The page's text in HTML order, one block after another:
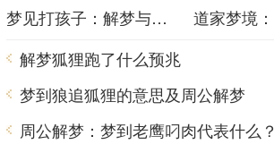
梦见打孩子：解梦与心理分析
解梦狐狸跑了什么预兆
梦到狼追狐狸的意思及周公解梦
周公解梦：梦到老鹰叼肉代表什么？